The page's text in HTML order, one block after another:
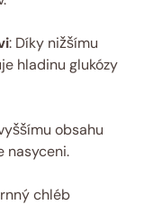
: Díky nižšímu
hladinu glukózy
obsahu
nasyceni.
chléb